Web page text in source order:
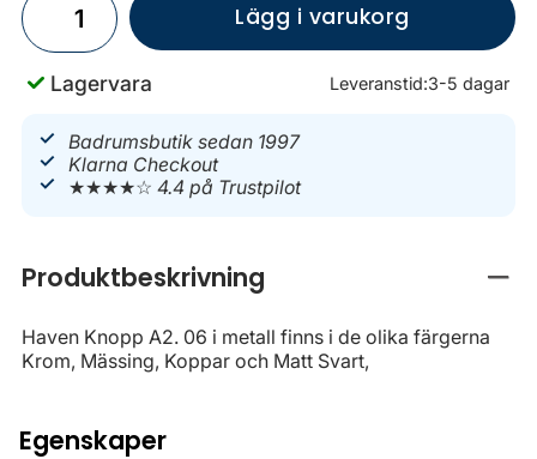
Lägg i varukorg
Lagervara Leveranstid:3-5 dagar
Badrumsbutik sedan 1997
Klarna Checkout
★★★★☆4.4 på Trustpilot
Produktbeskrivning
Haven Knopp A2. 06 i metall finns i de olika färgerna
Krom, Mässing, Koppar och Matt Svart,
Egenskaper